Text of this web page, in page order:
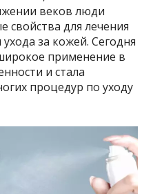
веков люди
свойства для лечения
за кожей. Сегодня
применение в
и стала
процедур по уходу